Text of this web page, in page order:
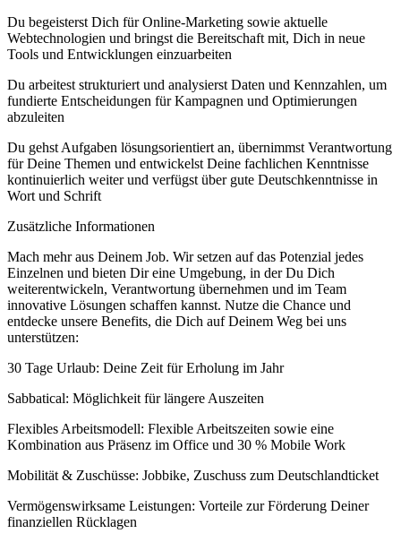
Du begeisterst Dich für Online-Marketing sowie aktuelle
Webtechnologien und bringst die Bereitschaft mit, Dich in neue
Tools und Entwicklungen einzuarbeiten
Du arbeitest strukturiert und analysierst Daten und Kennzahlen, um
fundierte Entscheidungen für Kampagnen und Optimierungen
abzuleiten
Du gehst Aufgaben lösungsorientiert an, übernimmst Verantwortung
für Deine Themen und entwickelst Deine fachlichen Kenntnisse
kontinuierlich weiter und verfügst über gute Deutschkenntnisse in
Wort und Schrift
Zusätzliche Informationen
Mach mehr aus Deinem Job. Wir setzen auf das Potenzial jedes
Einzelnen und bieten Dir eine Umgebung, in der Du Dich
weiterentwickeln, Verantwortung übernehmen und im Team
innovative Lösungen schaffen kannst. Nutze die Chance und
entdecke unsere Benefits, die Dich auf Deinem Weg bei uns
unterstützen:
30 Tage Urlaub: Deine Zeit für Erholung im Jahr
Sabbatical: Möglichkeit für längere Auszeiten
Flexibles Arbeitsmodell: Flexible Arbeitszeiten sowie eine
Kombination aus Präsenz im Office und 30 % Mobile Work
Mobilität & Zuschüsse: Jobbike, Zuschuss zum Deutschlandticket
Vermögenswirksame Leistungen: Vorteile zur Förderung Deiner
finanziellen Rücklagen